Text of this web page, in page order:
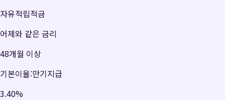
자유적립적금
어제와 같은 금리
48개월 이상
기본이율:만기지급
3.40%